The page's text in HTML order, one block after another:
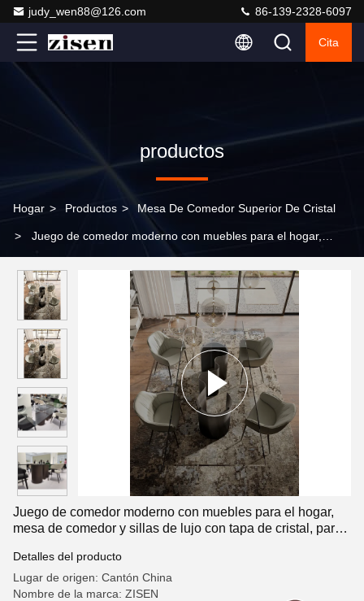
judy_wen88@126.com 86-139-2328-6097
Cita
productos
Hogar > Productos > Mesa De Comedor Superior De Cristal
> Juego de comedor moderno con muebles para el hogar,
doméstico o hotelero de 8 a 12 plazas
Juego de comedor moderno con muebles para el hogar,
mesa de comedor y sillas de lujo con tapa de cristal, para
Detalles del producto
Lugar de origen: Cantón China
Nombre de la marca: ZISEN